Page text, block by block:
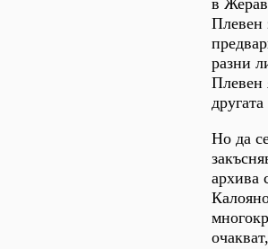
Плевен
разни
Плевен
Но да
архива